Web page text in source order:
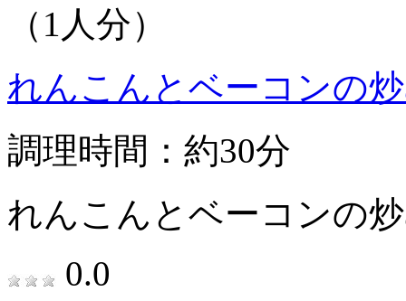
（1人分）
れんこんとベーコンの
調理時間：約30分
れんこんとベーコンの
0.0